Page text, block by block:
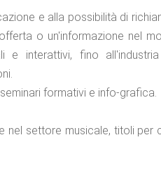
e alla possibilità di
o un'informazione nel
interattivi, fino
formativi e info-grafica.
settore musicale, titoli per